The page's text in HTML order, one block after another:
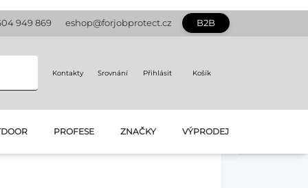
949 869 eshop@forjobprotect.cz B2B
Kontakty Srovnání Přihlásit Košík
PROFESE ZNAČKY VÝPRODEJ